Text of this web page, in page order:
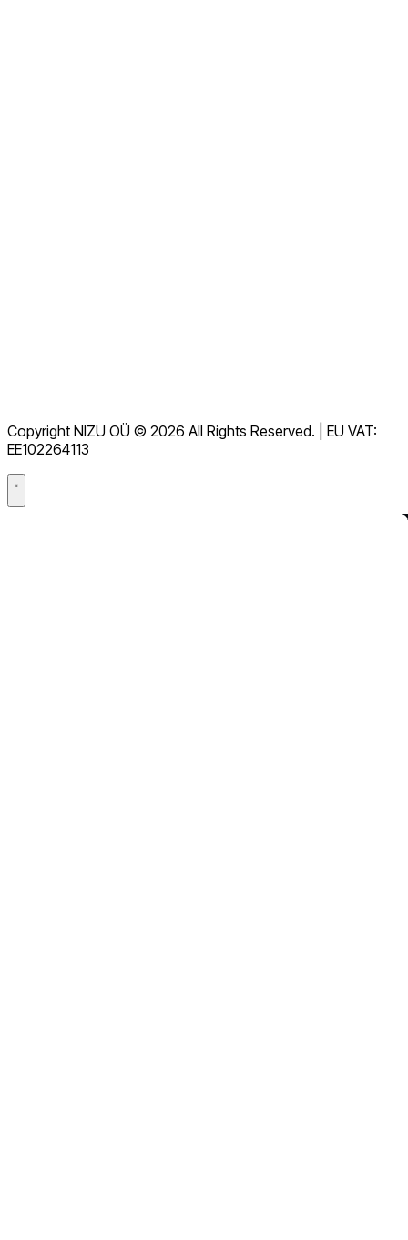
RGPD
Acord de processament de dades (DPA)
Copyright NIZU OÜ © 2026 All Rights Reserved. | EU VAT:
EE102264113